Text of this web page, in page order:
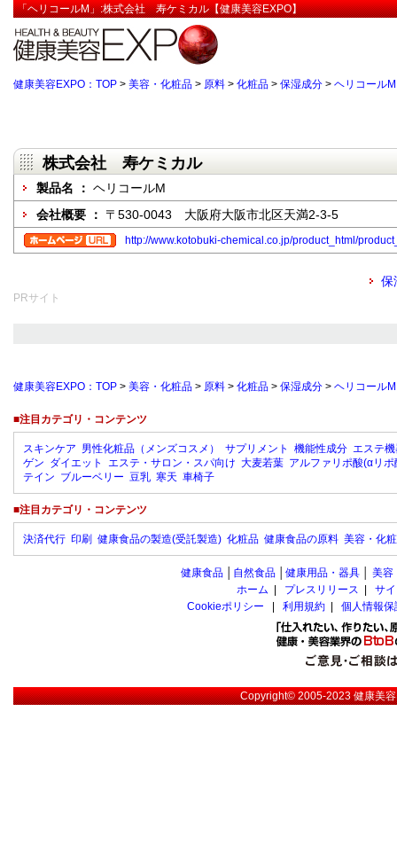
「ヘリコールM」:株式会社 寿ケミカル【健康美容EXPO】
健康美容EXPO：TOP > 美容・化粧品 > 原料 > 化粧品 > 保湿成分 > ヘリコールM
株式会社 寿ケミカル
製品名 ： ヘリコールM
会社概要 ： 〒530-0043 大阪府大阪市北区天満2-3-5
http://www.kotobuki-chemical.co.jp/product_html/
保
PRサイト
健康美容EXPO：TOP > 美容・化粧品 > 原料 > 化粧品 > 保湿成分 > ヘリコールM
■注目カテゴリ・コンテンツ
スキンケア 男性化粧品（メンズコスメ） サプリメント 機能性成分 エステ
ゲン ダイエット エステ・サロン・スパ向け 大麦若葉 アルファリポ酸(αリポ
テイン ブルーベリー 豆乳 寒天 車椅子
■注目カテゴリ・コンテンツ
決済代行 印刷 健康食品の製造(受託製造) 化粧品 健康食品の原料 美容・化
健康食品 自然食品 健康用品・器具 美容
ホーム
プレスリリース
サ
Cookieポリシー
利用規約 個人情報
Copyright© 2005-2023健康美